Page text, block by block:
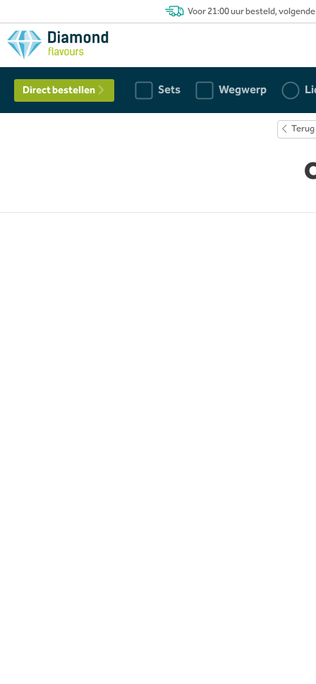
Voor 21:00 uur besteld,
Direct bestellen Sets Wegwerp
Terug